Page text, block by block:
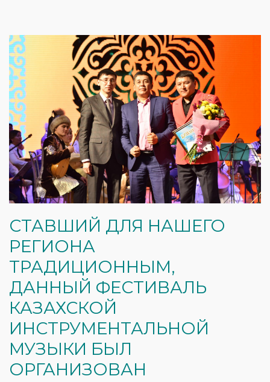
СТАВШИЙ ДЛЯ НАШЕГО
РЕГИОНА
ТРАДИЦИОННЫМ,
ДАННЫЙ ФЕСТИВАЛЬ
КАЗАХСКОЙ
ИНСТРУМЕНТАЛЬНОЙ
МУЗЫКИ БЫЛ
ОРГАНИЗОВАН